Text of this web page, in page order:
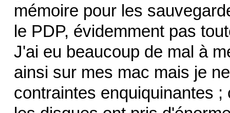
mémoire pour les
le PDP, évidemment pas
J'ai eu beaucoup de mal à
ainsi sur mes mac mais je
contraintes enquiquinantes